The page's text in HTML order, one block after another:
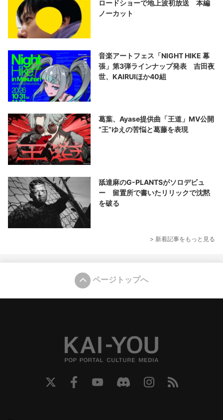
ロードショーで地上波初放送 本編
ノーカット
音楽アートフェス「NIGHT HIKE 幕
張」第3弾ラインナップ発表 吉田夜
世、KAIRUIほか40組
葛葉、Ayase提供曲「王道」MV公開
“王”ゆえの苦悩と葛藤を表現
舐達麻のG-PLANTSがソロデビュ
ー 留置所で書いたリリックで沈黙
を破る
> 新着記事をもっと見る
ページトップへ